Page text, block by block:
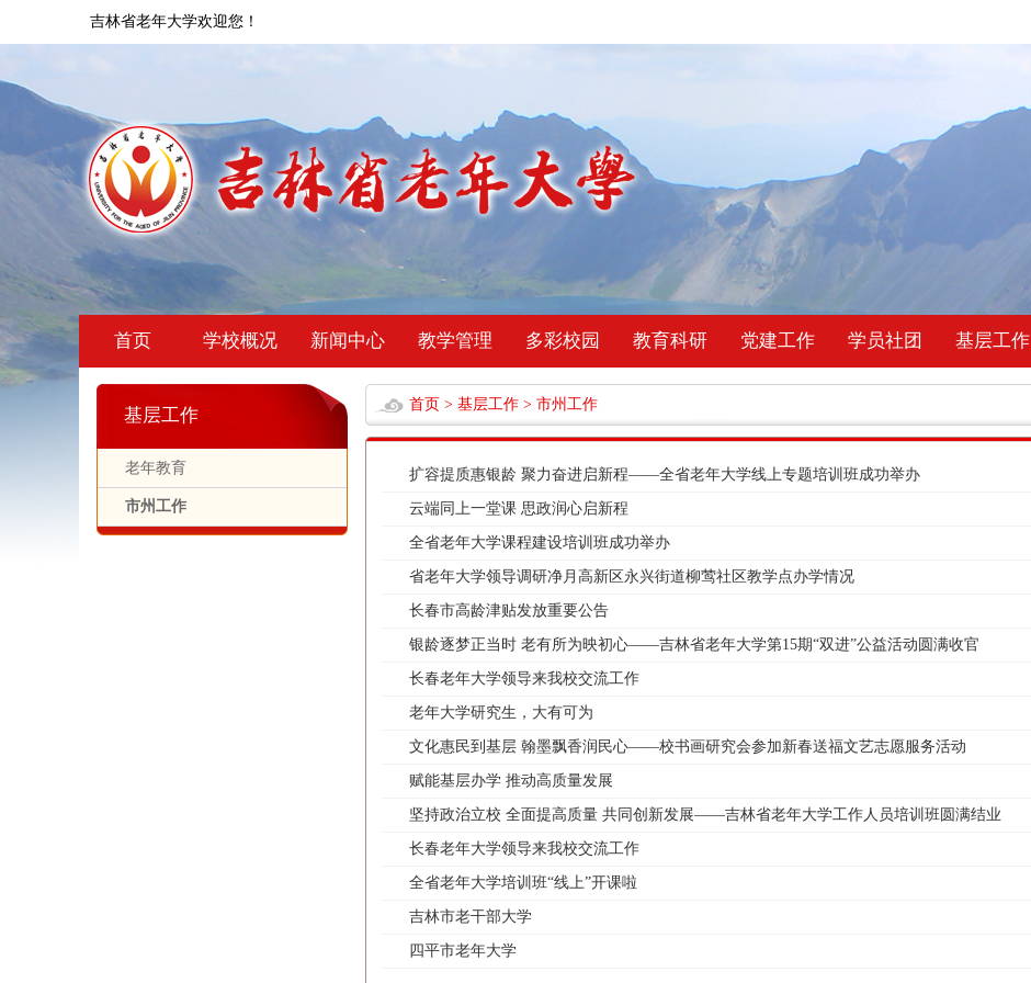
吉林省老年大学欢迎您！
首页 学校概况 新闻中心 教学管理 多彩校园 教育科研 党建工作 学员社团 基层工作
基层工作
老年教育
市州工作
首页 > 基层工作 > 市州工作
扩容提质惠银龄 聚力奋进启新程——全省老年大学线上专题培训班成功举办
云端同上一堂课 思政润心启新程
全省老年大学课程建设培训班成功举办
省老年大学领导调研净月高新区永兴街道柳莺社区教学点办学情况
长春市高龄津贴发放重要公告
银龄逐梦正当时 老有所为映初心——吉林省老年大学第15期“双进”公益活动圆满收官
长春老年大学领导来我校交流工作
老年大学研究生，大有可为
文化惠民到基层 翰墨飘香润民心——校书画研究会参加新春送福文艺志愿服务活动
赋能基层办学 推动高质量发展
坚持政治立校 全面提高质量 共同创新发展——吉林省老年大学工作人员培训班圆满结业
长春老年大学领导来我校交流工作
全省老年大学培训班“线上”开课啦
吉林市老干部大学
四平市老年大学